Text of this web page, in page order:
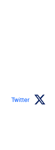
Twitter